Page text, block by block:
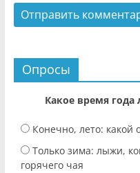
Опросы
Какое время года
Конечно, лето: какой
Только зима: лыжи,
горячего чая